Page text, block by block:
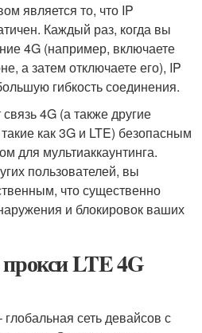
является то, что IP
Каждый раз, когда вы
4G (например, включаете
а затем отключаете его), IP
гибкость соединения.
4G (а также другие
как 3G и LTE) безопасным
для мультиаккаунтинга.
пользователей, вы
что существенно
и блокировок ваших
LTE 4G
сеть девайсов с